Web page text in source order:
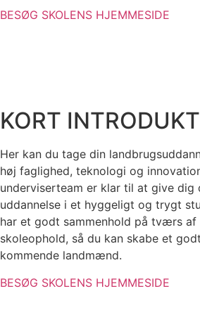
BESØG SKOLENS HJEMMESIDE
KORT
Her kan du tage din
høj faglighed, teknologi og
underviserteam er klar til at give dig
uddannelse i et hyggeligt og trygt
har et godt sammenhold på tværs af
skoleophold, så du kan skabe et
kommende landmænd.
BESØG SKOLENS HJEMMESIDE